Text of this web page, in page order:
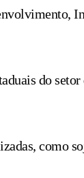
do setor
como